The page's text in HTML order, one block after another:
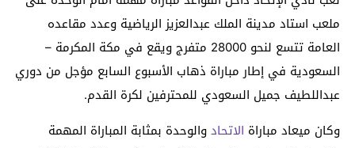
ملعب استاد مدينة الملك عبدالعزيز الرياضية وعدد مقاعده
العامة تتسع لنحو 28000 متفرج ويقع في مكة المكرمة –
السعودية في إطار مباراة ذهاب الأسبوع السابع مؤجل من دوري
عبداللطيف جميل السعودي للمحترفين لكرة القدم.
وكان ميعاد مباراة الاتحادوالوحدة بمثابة المباراة المهمة